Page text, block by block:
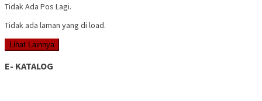
Tidak Ada Pos Lagi.
Tidak ada laman yang di load.
Lihat Lainnya
E- KATALOG